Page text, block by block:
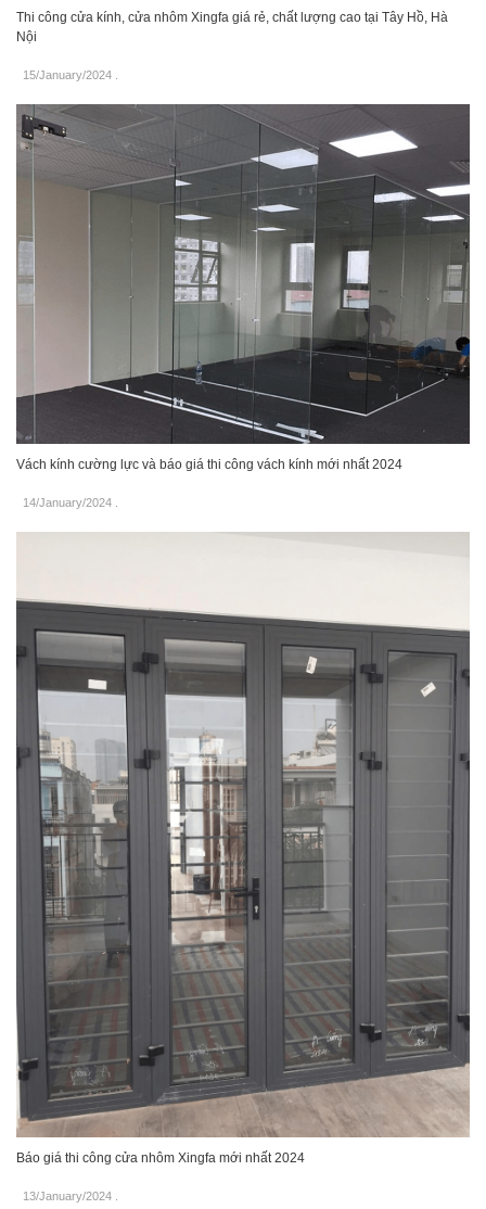
Thi công cửa kính, cửa nhôm Xingfa giá rẻ, chất lượng cao tại Tây Hồ, Hà
Nội
15/January/2024
Vách kính cường lực và báo giá thi công vách kính mới nhất 2024
14/January/2024
Báo giá thi công cửa nhôm Xingfa mới nhất 2024
13/January/2024